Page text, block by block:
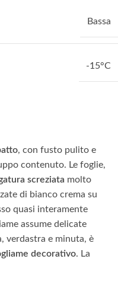
Bassa
-15°C
, con fusto pulito e
contenuto. Le foglie,
screziata molto
di bianco crema su
quasi interamente
assume delicate
verdastra e minuta, è
decorativo. La